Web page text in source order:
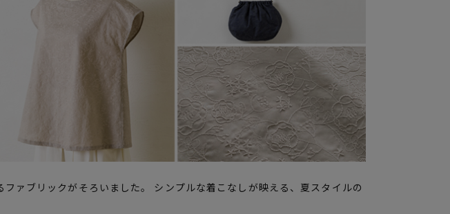
ァブリックがそろいました。 シンプルな着こなしが映える、夏スタイルの